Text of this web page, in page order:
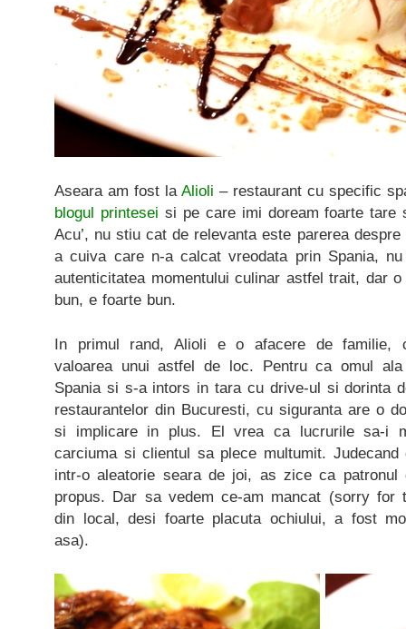
Aseara am fost la Alioli – restaurant cu specific
blogul printesei si pe care imi doream foarte tare
Acu’, nu stiu cat de relevanta este parerea
a cuiva care n-a calcat vreodata prin Spania,
autenticitatea momentului culinar astfel trait, dar
bun, e foarte bun.
In primul rand, Alioli e o afacere de familie,
valoarea unui astfel de loc. Pentru ca omul
Spania si s-a intors in tara cu drive-ul si dorinta
restaurantelor din Bucuresti, cu siguranta are o
si implicare in plus. El vrea ca lucrurile sa-i
carciuma si clientul sa plece multumit.
intr-o aleatorie seara de joi, as zice ca
propus. Dar sa vedem ce-am mancat (sorry for
din local, desi foarte placuta ochiului, a fost
asa).